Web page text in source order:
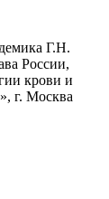
Г.Н.
России,
крови и
г. Москва